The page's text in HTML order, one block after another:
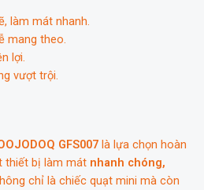
làm mát nhanh.
mang theo.
lợi.
vượt trội.
GFS007 là lựa chọn hoàn
thiết bị làm mát nhanh chóng,
chỉ là chiếc quạt mini mà còn